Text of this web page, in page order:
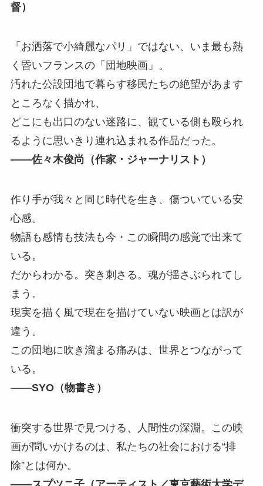
督）
「お洒落で⼩綺麗なパリ」ではない、いま最も熱
く昏いフランスの「団地映画」。
汚れた公設団地で暮らす移⺠たちの絶望があます
ところなく描かれ、
どこにも出⼝のない迷路に、観ている側も殴られ
るように思いきり連れ込まれる作品だった。
――佐々⽊俊尚（作家・ジャーナリスト）
作り⼿が我々と同じ時代を⽣き、傷ついている安
⼼感。
物語も感情も技法も今・この瞬間の感覚で出来て
いる。
だからわかる。突き刺さる。魂が揺さぶられてし
まう。
現実を描く⾵で現在を描けていない映画とは訳が
違う。
この団地に吹き溜まる痛みは、世界とつながって
いる。
――SYO（物書き）
衝突する世界で⾒つける、⼈間性の深淵。この映
画が問いかけるのは、私たちの社会における“排
除”とは何か。